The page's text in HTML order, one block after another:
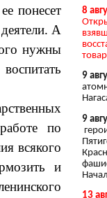
понесет
А
нужны
по
всякого
и
8
9
9
13